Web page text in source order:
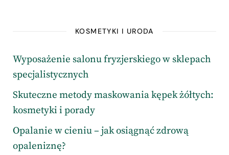
KOSMETYKI I URODA
Wyposażenie salonu fryzjerskiego w sklepach
specjalistycznych
Skuteczne metody maskowania kępek żółtych:
kosmetyki i porady
Opalanie w cieniu – jak osiągnąć zdrową
opaleniznę?